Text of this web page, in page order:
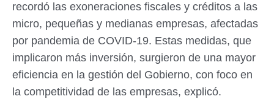
recordó las exoneraciones fiscales y créditos a las
micro, pequeñas y medianas empresas, afectadas
por pandemia de COVID-19. Estas medidas, que
implicaron más inversión, surgieron de una mayor
eficiencia en la gestión del Gobierno, con foco en
la competitividad de las empresas, explicó.